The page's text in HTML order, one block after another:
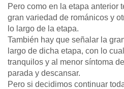
Pero como en la etapa anterior
gran variedad de románicos y
lo largo de la etapa.
También hay que señalar la
largo de dicha etapa, con lo
tranquilos y al menor síntoma
parada y descansar.
Pero si decidimos continuar